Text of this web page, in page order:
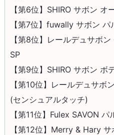
【第6位】SHIRO サボン オ
【第7位】fuwally サボン パ
【第8位】レールデュサボ
SP
【第9位】SHIRO サボン ボ
【第10位】レールデュサボ
(センシュアルタッチ)
【第11位】Fulex SAVON パ
【第12位】Merry & Hary